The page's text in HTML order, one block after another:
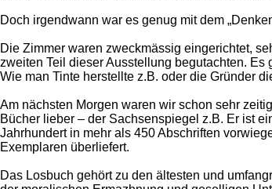
Doch irgendwann war es genug mit dem
Die Zimmer waren zweckmässig eingerichtet,
zweiten Teil dieser Ausstellung begutachten.
Wie man Tinte herstellte z.B. oder die Gründer
Am nächsten Morgen waren wir schon sehr
Bücher lieber – der Sachsenspiegel z.B. Er ist
Jahrhundert in mehr als 450 Abschriften
Exemplaren überliefert.
Das Losbuch gehört zu den ältesten und